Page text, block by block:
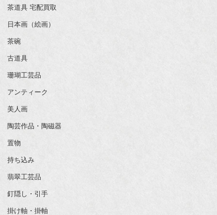
茶道具 宅配買取
日本画（絵画）
茶碗
古道具
珊瑚工芸品
アンティーク
美人画
陶芸作品・陶磁器
置物
持ち込み
翡翠工芸品
釘隠し・引手
掛け軸・掛軸